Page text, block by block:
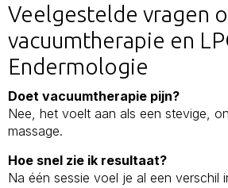
Veelgestelde vragen
vacuumtherapie en
Endermologie
Doet vacuumtherapie pijn?
Nee, het voelt aan als een stevige,
massage.
Hoe snel zie ik resultaat?
Na één sessie voel je al een verschil